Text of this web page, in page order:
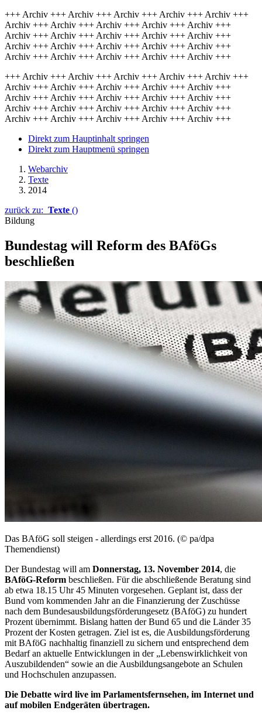
+++ Archiv +++ Archiv +++ Archiv +++ Archiv +++ Archiv +++
Archiv +++ Archiv +++ Archiv +++ Archiv +++ Archiv +++
Archiv +++ Archiv +++ Archiv +++ Archiv +++ Archiv +++
Archiv +++ Archiv +++ Archiv +++ Archiv +++ Archiv +++
Archiv +++ Archiv +++ Archiv +++ Archiv +++ Archiv +++
+++ Archiv +++ Archiv +++ Archiv +++ Archiv +++ Archiv +++
Archiv +++ Archiv +++ Archiv +++ Archiv +++ Archiv +++
Archiv +++ Archiv +++ Archiv +++ Archiv +++ Archiv +++
Archiv +++ Archiv +++ Archiv +++ Archiv +++ Archiv +++
Archiv +++ Archiv +++ Archiv +++ Archiv +++ Archiv +++
Direkt zum Hauptinhalt springen
Direkt zum Hauptmenü springen
Webarchiv
Texte
2014
zurück zu: Texte ()
Bildung
Bundestag will Reform des BAföGs
beschließen
Das BAföG soll steigen - allerdings erst 2016. (© pa/dpa
Themendienst)
Der Bundestag will am Donnerstag, 13. November 2014, die
BAföG-Reform beschließen. Für die abschließende Beratung sind
ab etwa 18.15 Uhr 45 Minuten vorgesehen. Geplant ist, dass der
Bund vom kommenden Jahr an die Finanzierung der Zuschüsse
nach dem Bundesausbildungsförderungesetz (BAföG) zu hundert
Prozent übernimmt. Bislang hatten der Bund 65 und die Länder 35
Prozent der Kosten getragen. Ziel ist es, die Ausbildungsförderung
mit BAföG nachhaltig finanziell zu sichern und entsprechend dem
Bedarf an aktuelle Entwicklungen in der „Lebenswirklichkeit von
Auszubildenden“ sowie an die Ausbildungsangebote an Schulen
und Hochschulen anzupassen.
Die Debatte wird live im Parlamentsfernsehen, im Internet und
auf mobilen Endgeräten übertragen.